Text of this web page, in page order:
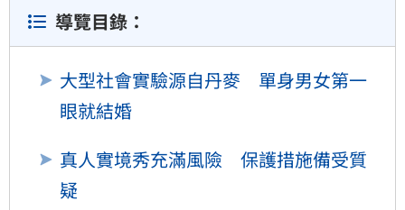
導覽目錄：
大型社會實驗源自丹麥 單身男女第一
眼就結婚
真人實境秀充滿風險 保護措施備受質
疑